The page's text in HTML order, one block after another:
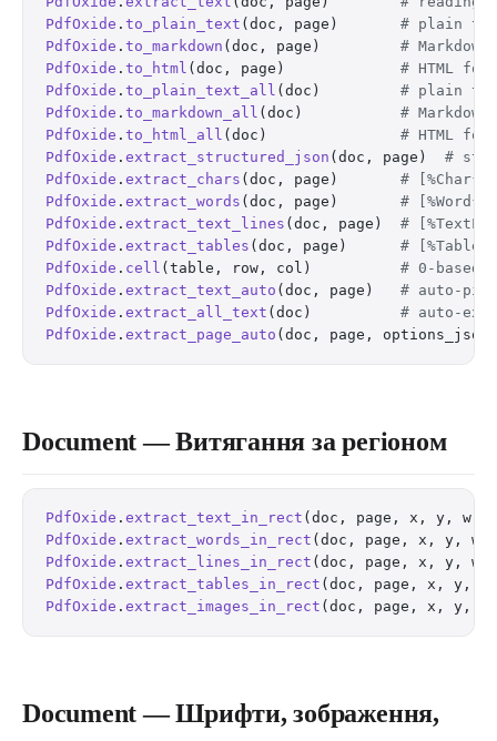
PdfOxide . to_plain_text (doc, page) # plain
PdfOxide . to_markdown (doc, page) #
PdfOxide . to_html (doc, page) # HTML for
PdfOxide . to_plain_text_all (doc) # plain
PdfOxide . to_markdown_all (doc) #
PdfOxide . to_html_all (doc) # HTML for
PdfOxide . extract_structured_json (doc, page) #
PdfOxide . extract_chars (doc, page) #
PdfOxide . extract_words (doc, page) #
PdfOxide . extract_text_lines (doc, page) #
PdfOxide . extract_tables (doc, page) #
PdfOxide . cell (table, row, col) # 0-based
PdfOxide . extract_text_auto (doc, page) # auto-
PdfOxide . extract_all_text (doc) # auto-
PdfOxide . extract_page_auto (doc, page, options_json
Document — Витягання за регіоном
PdfOxide . extract_text_in_rect (doc, page, x, y,
PdfOxide . extract_words_in_rect (doc, page, x, y,
PdfOxide . extract_lines_in_rect (doc, page, x, y,
PdfOxide . extract_tables_in_rect (doc, page, x, y,
PdfOxide . extract_images_in_rect (doc, page, x, y,
Document — Шрифти, зображення,